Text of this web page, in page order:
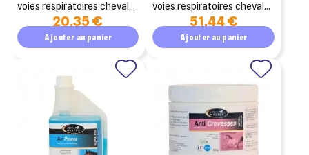
voies respiratoires cheval
solution 1 litre20,35 €
Ajouter au panier
voies respiratoires cheval
solution 2,5 litre
51,44 €
Ajouter au panier